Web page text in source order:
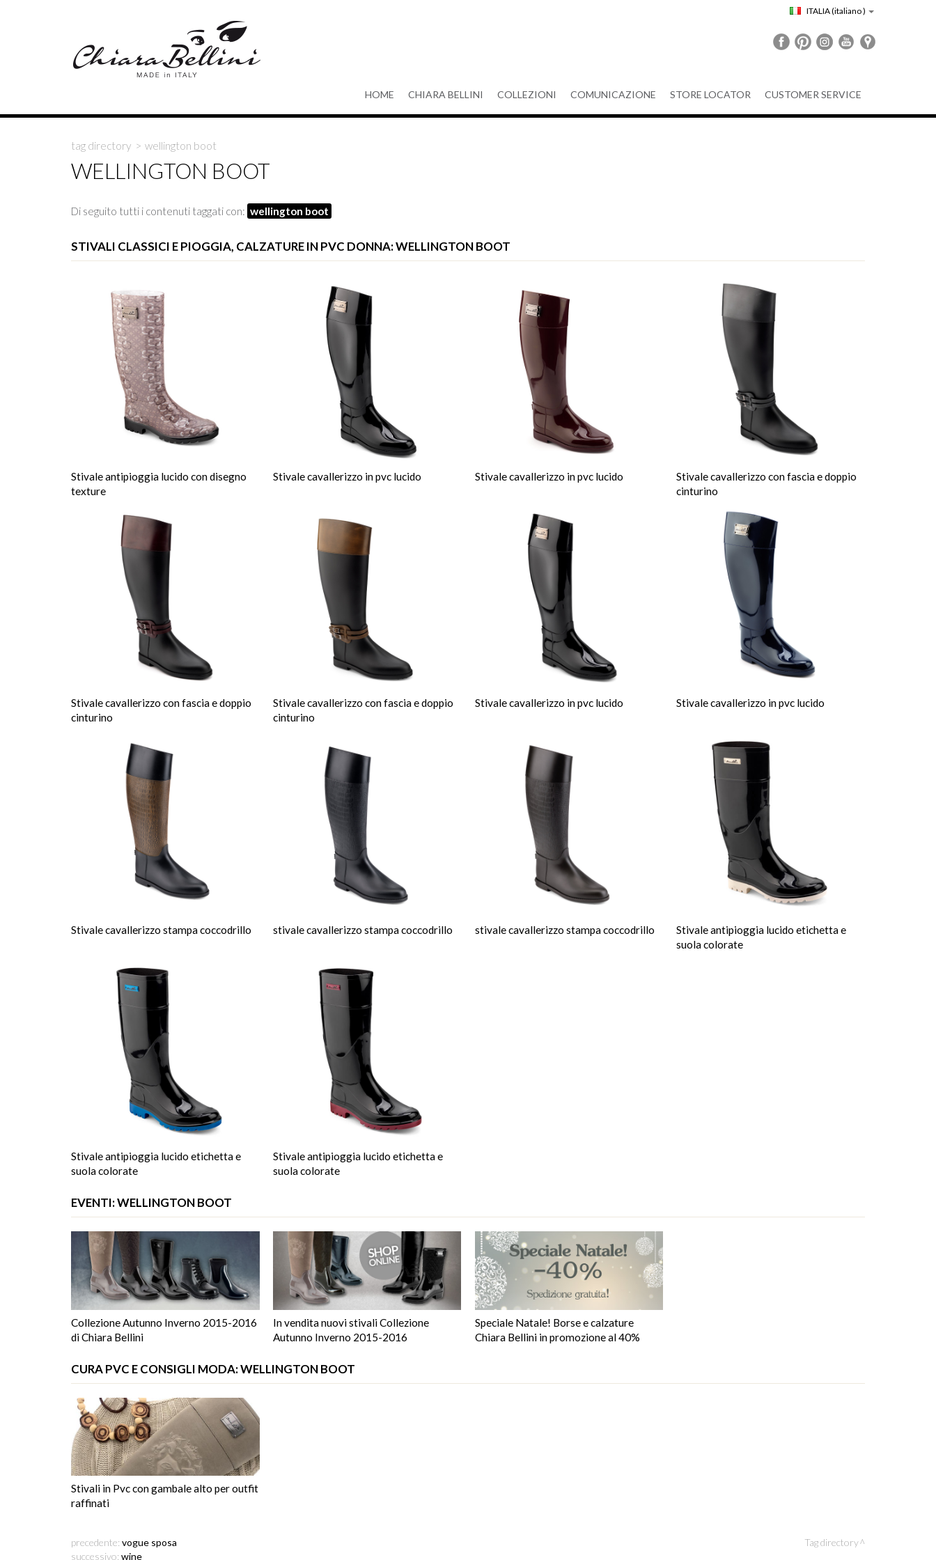
ITALIA(italiano )
HOME CHIARA BELLINI COLLEZIONI COMUNICAZIONE STORE LOCATOR CUSTOMER SERVICE
tag directory > wellington boot
WELLINGTON BOOT
Di seguito tutti i contenuti taggati con: wellington boot
STIVALI CLASSICI E PIOGGIA, CALZATURE IN PVC DONNA: WELLINGTON BOOT
Stivale antipioggia lucido con disegno
texture
Stivale cavallerizzo in pvc lucido Stivale cavallerizzo in pvc lucido
Stivale cavallerizzo con fascia e doppio
cinturino
Stivale cavallerizzo con fascia e doppio
cinturino
Stivale cavallerizzo con fascia e doppio
cinturino
Stivale cavallerizzo in pvc lucido Stivale cavallerizzo in pvc lucido
Stivale cavallerizzo stampa coccodrillo stivale cavallerizzo stampa coccodrillo stivale cavallerizzo stampa coccodrillo
Stivale antipioggia lucido etichetta e
suola colorate
Stivale antipioggia lucido etichetta e
suola colorate
Stivale antipioggia lucido etichetta e
suola colorate
EVENTI: WELLINGTON BOOT
Collezione Autunno Inverno 2015-2016
di Chiara Bellini
In vendita nuovi stivali Collezione
Autunno Inverno 2015-2016
Speciale Natale! Borse e calzature
Chiara Bellini in promozione al 40%
CURA PVC E CONSIGLI MODA: WELLINGTON BOOT
Stivali in Pvc con gambale alto per outfit
raffinati
precedente: vogue sposa
successivo: wine
Tag directory